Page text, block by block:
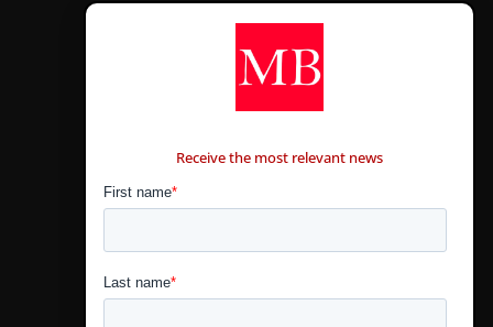
Receive the most relevant news